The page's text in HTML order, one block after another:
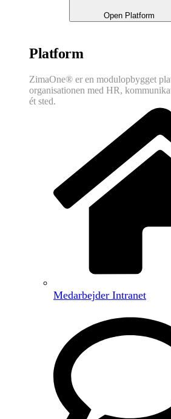
Open Platform
Platform
ZimaOne® er en modulopbygget
organisationen med HR,
ét sted.
Medarbejder Intranet